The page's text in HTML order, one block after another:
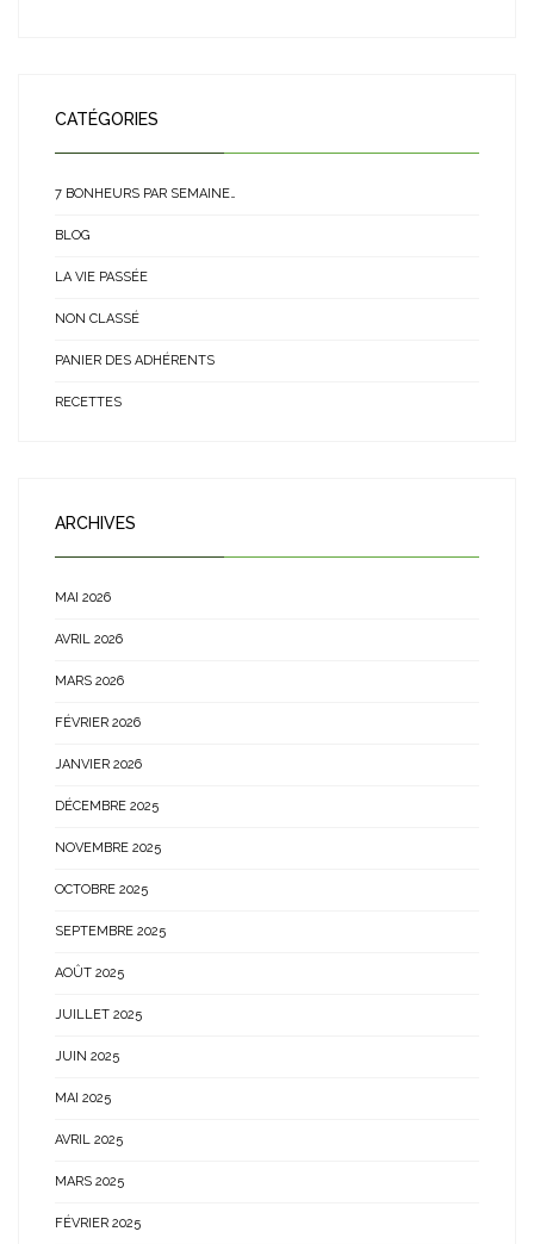
CATÉGORIES
7 BONHEURS PAR SEMAINE…
BLOG
LA VIE PASSÉE
NON CLASSÉ
PANIER DES ADHÉRENTS
RECETTES
ARCHIVES
MAI 2026
AVRIL 2026
MARS 2026
FÉVRIER 2026
JANVIER 2026
DÉCEMBRE 2025
NOVEMBRE 2025
OCTOBRE 2025
SEPTEMBRE 2025
AOÛT 2025
JUILLET 2025
JUIN 2025
MAI 2025
AVRIL 2025
MARS 2025
FÉVRIER 2025